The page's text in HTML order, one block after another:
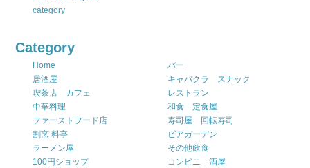
category
Category
Home
バー
居酒屋
キャバクラ スナック
喫茶店 カフェ
レストラン
中華料理
和食 定食屋
ファーストフード店
寿司屋 回転寿司
割烹 料亭
ビアガーデン
ラーメン屋
その他飲食
100円ショップ
コンビニ 酒屋